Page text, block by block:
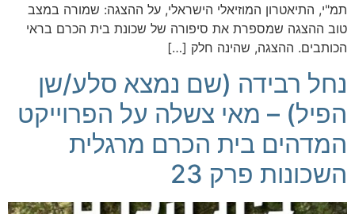
תמ"י, התיאטרון המוזיאלי הישראלי, על ההצגה: שמורה במצב
טוב ההצגה שמספרת את סיפורה של שכונת בית הכרם בראי
הכותבים. ההצגה, שהינה חלק […]
נחל רבידה (שם נמצא סלע/שן
הפיל) – מאי צשלה על הפרוייקט
המדהים בית הכרם מרגלית
השכונות פרק 23